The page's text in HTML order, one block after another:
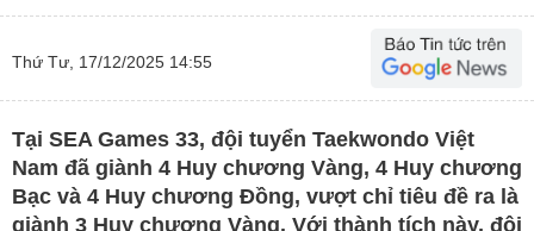
Thứ Tư, 17/12/2025 14:55
Tại SEA Games 33, đội tuyển Taekwondo Việt
Nam đã giành 4 Huy chương Vàng, 4 Huy chương
Bạc và 4 Huy chương Đồng, vượt chỉ tiêu đề ra là
giành 3 Huy chương Vàng. Với thành tích này, đội